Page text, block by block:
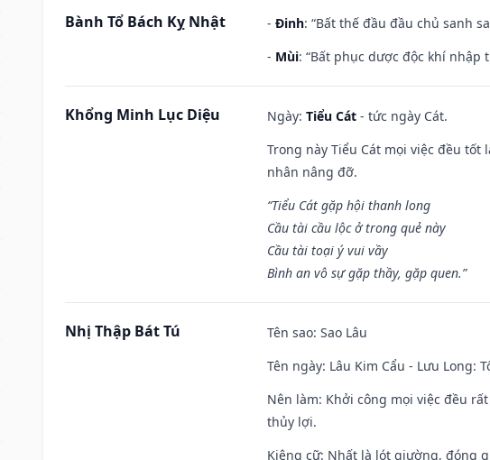
Bành Tổ Bách Kỵ Nhật - Đinh: “Bất thế đầu đầu chủ sanh
- Mùi: “Bất phục dược độc khí
Khổng Minh Lục Diệu Ngày: Tiểu Cát - tức ngày Cát.
Trong này Tiểu Cát mọi việc đều
nhân nâng đỡ.
“Tiểu Cát gặp hội thanh long
Cầu tài cầu lộc ở trong quẻ này
Cầu tài toại ý vui vầy
Bình an vô sự gặp thầy, gặp quen.”
Nhị Thập Bát Tú Tên sao: Sao Lâu
Tên ngày: Lâu Kim Cẩu - Lưu Long:
Nên làm: Khởi công mọi việc đều
thủy lợi.
Kiêng cữ: Nhất là lót giường, đóng